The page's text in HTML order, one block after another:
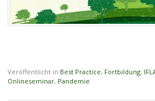
Veröffentlicht in Best Practice, Fortbildung,
Onlineseminar, Pandemie